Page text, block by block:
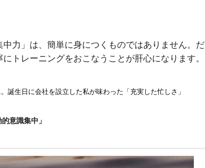
力」は、簡単に身につくものではありません。だ
トレーニングをおこなうことが肝心になります。
誕生日に会社を設立した私が味わった「充実した忙しさ」
意識集中」